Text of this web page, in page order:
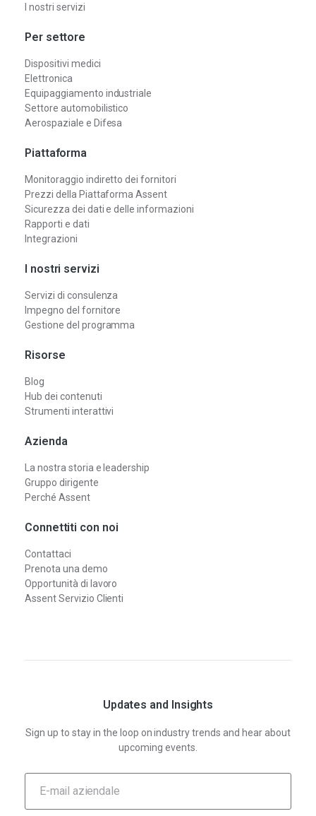
I nostri servizi
Per settore
Dispositivi medici
Elettronica
Equipaggiamento industriale
Settore automobilistico
Aerospaziale e Difesa
Piattaforma
Monitoraggio indiretto dei fornitori
Prezzi della Piattaforma Assent
Sicurezza dei dati e delle informazioni
Rapporti e dati
Integrazioni
I nostri servizi
Servizi di consulenza
Impegno del fornitore
Gestione del programma
Risorse
Blog
Hub dei contenuti
Strumenti interattivi
Azienda
La nostra storia e leadership
Gruppo dirigente
Perché Assent
Connettiti con noi
Contattaci
Prenota una demo
Opportunità di lavoro
Assent Servizio Clienti
Updates and Insights
Sign up to stay in the loop on industry trends and hear about
upcoming events.